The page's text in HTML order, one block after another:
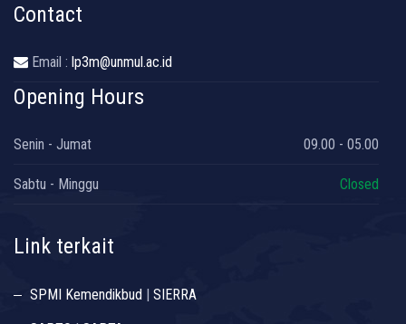
Contact
Email : lp3m@unmul.ac.id
Opening Hours
Senin - Jumat 09.00 - 05.00
Sabtu - Minggu Closed
Link terkait
SPMI Kemendikbud | SIERRA